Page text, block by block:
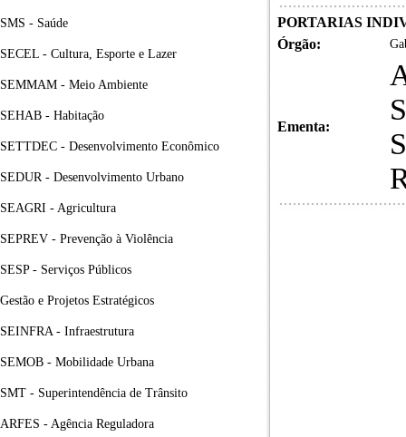
SMS - Saúde
SECEL - Cultura, Esporte e Lazer
SEMMAM - Meio Ambiente
SEHAB - Habitação
SETTDEC - Desenvolvimento Econômico
SEDUR - Desenvolvimento Urbano
SEAGRI - Agricultura
SEPREV - Prevenção à Violência
SESP - Serviços Públicos
Gestão e Projetos Estratégicos
SEINFRA - Infraestrutura
SEMOB - Mobilidade Urbana
SMT - Superintendência de Trânsito
ARFES - Agência Reguladora
PORTARIAS
Órgão:
Ementa: